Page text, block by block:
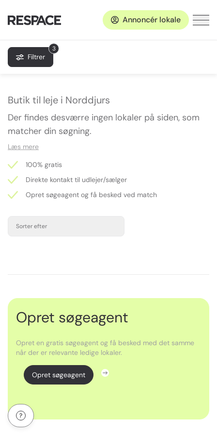
Annoncér lokale
3
Filtrer
Butik til leje i Norddjurs
Der findes desværre ingen lokaler på siden, som
matcher din søgning.
Læs mere
100% gratis
Direkte kontakt til udlejer/sælger
Opret søgeagent og få besked ved match
Sorter efter
Opret søgeagent
Opret en gratis søgeagent og få besked med det samme
når der er relevante ledige lokaler.
Opret søgeagent